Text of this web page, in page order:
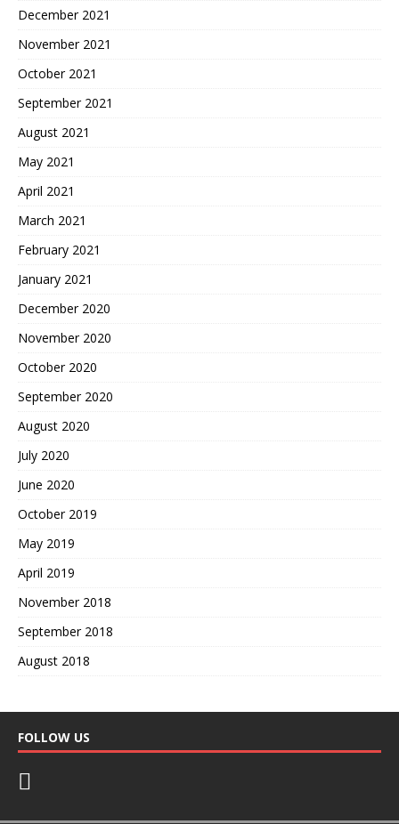
December 2021
November 2021
October 2021
September 2021
August 2021
May 2021
April 2021
March 2021
February 2021
January 2021
December 2020
November 2020
October 2020
September 2020
August 2020
July 2020
June 2020
October 2019
May 2019
April 2019
November 2018
September 2018
August 2018
FOLLOW US